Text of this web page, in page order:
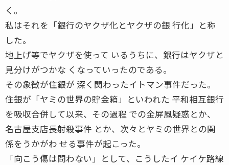
く。
私はそれを「銀行のヤクザ化とヤクザの銀 行化」と称
した。
地上げ等でヤクザを使って いるうちに、銀行はヤクザと
見分けがつかな くなっていったのである。
その象徴が住銀が 深く関わったイトマン事件だった。
住銀が「ヤミの世界の貯金箱」といわれた 平和相互銀行
を吸収合併して以来、その過程 での金屏風疑惑とか、
名古屋支店長射殺事件 とか、次々とヤミの世界との関
係をうかがわ せる事件が起こった。
「向こう傷は問わない」として、こうしたイ ケイケ路線